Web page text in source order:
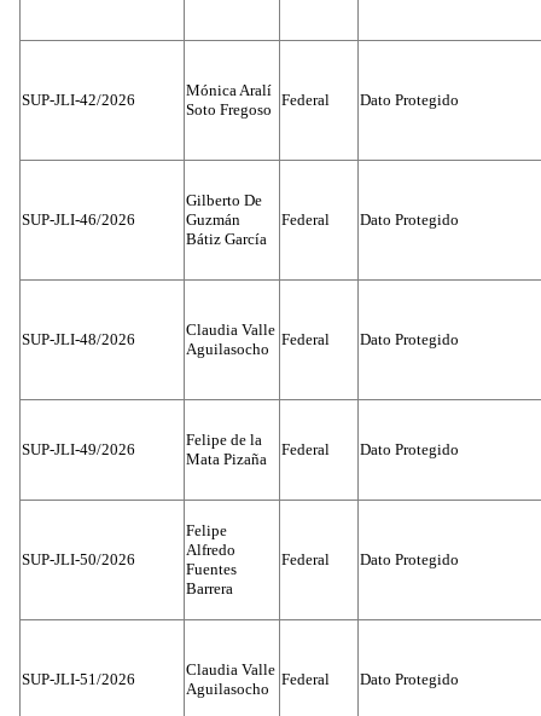
SUP-JLI-42/2026
Mónica Aralí
Soto Fregoso
Federal Dato Protegido
SUP-JLI-46/2026
Gilberto De
Guzmán
Bátiz García
Federal Dato Protegido
SUP-JLI-48/2026
Claudia Valle
Aguilasocho
Federal Dato Protegido
SUP-JLI-49/2026
Felipe de la
Mata Pizaña
Federal Dato Protegido
SUP-JLI-50/2026
Felipe
Alfredo
Fuentes
Barrera
Federal Dato Protegido
SUP-JLI-51/2026
Claudia Valle
Aguilasocho
Federal Dato Protegido